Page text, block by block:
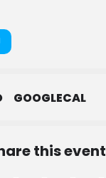
GOOGLECAL
this event